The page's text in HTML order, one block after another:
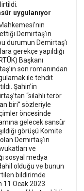
uygulanıyor
Demirtaş’ın
durumun Demirtaş’ı
gerekçe yapıldığı
Başkanı
son romanından
ile tehdit
Şahin’in
“silahlı terör
biri” sözleriyle
öncesinde
gelecek sansür
görüşü Komite
Demirtaş’ın
ve
sosyal medya
olduğu ve bunun
bildirimde
11 Ocak 2023